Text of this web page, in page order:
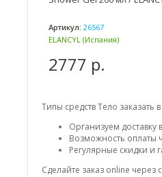
Артикул: 26567
ELANCYL (Испания)
2777 р.
Типы средств Тело
Организуем доставку
Возможность оплаты
Регулярные скидки и
Сделайте заказ online